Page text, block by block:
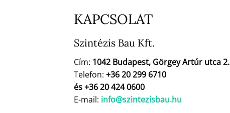
KAPCSOLAT
Szintézis Bau Kft.
Cím: 1042 Budapest, Görgey Artúr utca 2.
Telefon: +36 20 299 6710
és +36 20 424 0600
E-mail: info@szintezisbau.hu